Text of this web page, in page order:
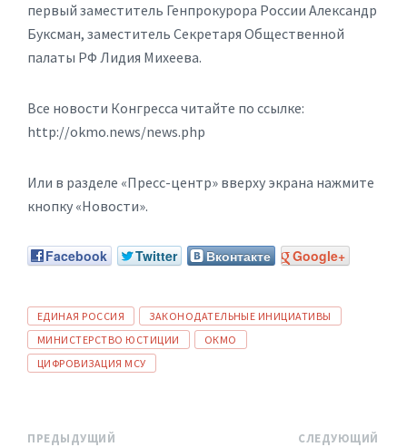
первый заместитель Генпрокурора России Александр
Буксман, заместитель Секретаря Общественной
палаты РФ Лидия Михеева.
Все новости Конгресса читайте по ссылке:
http://okmo.news/news.php
Или в разделе «Пресс-центр» вверху экрана нажмите
кнопку «Новости».
Facebook Twitter Вконтакте Google+
ТЕГИ:
ЕДИНАЯ РОССИЯ
ЗАКОНОДАТЕЛЬНЫЕ ИНИЦИАТИВЫ
МИНИСТЕРСТВО ЮСТИЦИИ
ОКМО
ЦИФРОВИЗАЦИЯ МСУ
ПРЕДЫДУЩИЙ СЛЕДУЮЩИЙ